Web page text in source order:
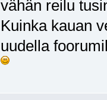
vähän reilu
Kuinka kauan
uudella